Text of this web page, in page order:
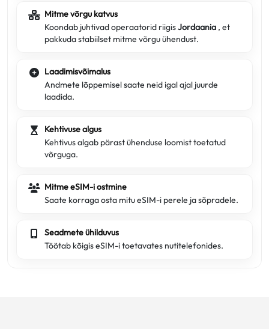
Mitme võrgu katvus
Koondab juhtivad operaatorid riigisJordaania , et
pakkuda stabiilset mitme võrgu ühendust.
Laadimisvõimalus
Andmete lõppemisel saate neid igal ajal juurde
laadida.
Kehtivuse algus
Kehtivus algab pärast ühenduse loomist toetatud
võrguga.
Mitme eSIM-i ostmine
Saate korraga osta mitu eSIM-i perele ja sõpradele.
Seadmete ühilduvus
Töötab kõigis eSIM-i toetavates nutitelefonides.